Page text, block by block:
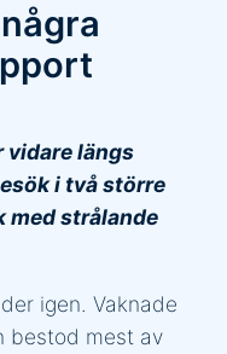
vidare längs
i två större
med strålande
igen. Vaknade
bestod mest av